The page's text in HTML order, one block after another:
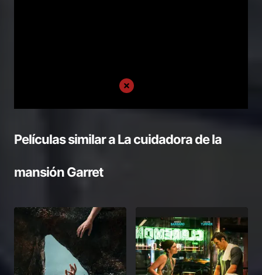
Películas similar aLa cuidadora de la
mansión Garret